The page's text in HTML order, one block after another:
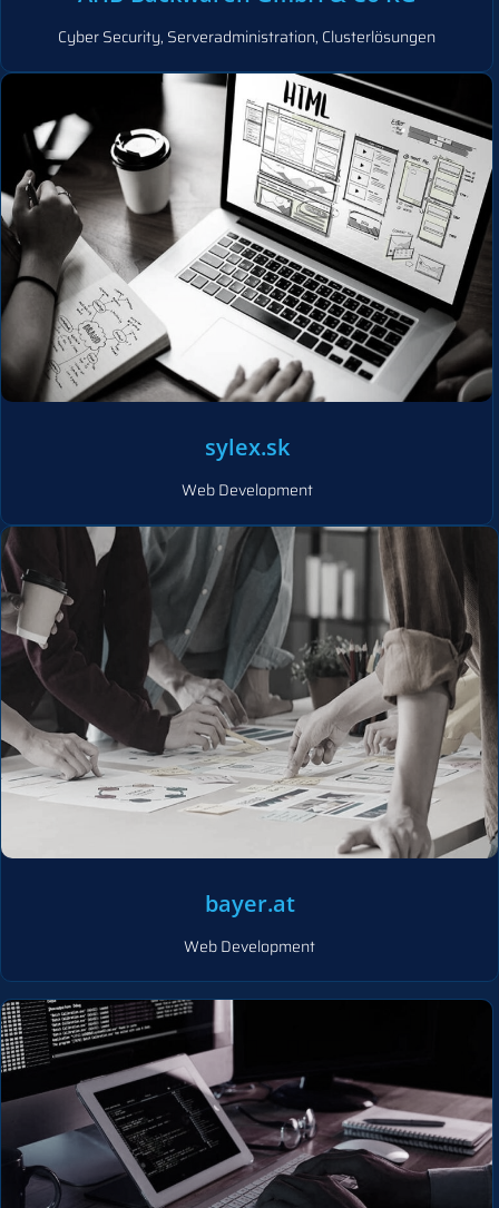
Cyber Security, Serveradministration, Clusterlösungen
sylex.sk
Web Development
bayer.at
Web Development